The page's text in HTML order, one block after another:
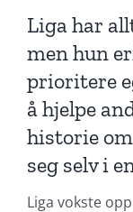
Liga har
men hun
prioritere
å hjelpe
historie
seg selv i
Liga vokste